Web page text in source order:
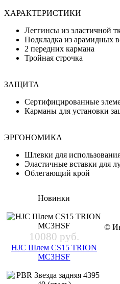
ХАРАКТЕРИСТИКИ
Леггинсы из эластичной
Подкладка из арамидных
2 передних кармана
Тройная строчка
ЗАЩИТА
Сертифицированные
Карманы для установки
ЭРГОНОМИКА
Шлевки для
Эластичные вставки для
Облегающий крой
Новинки
10080 руб.
HJC Шлем CS15 TRION
MC3HSF
©